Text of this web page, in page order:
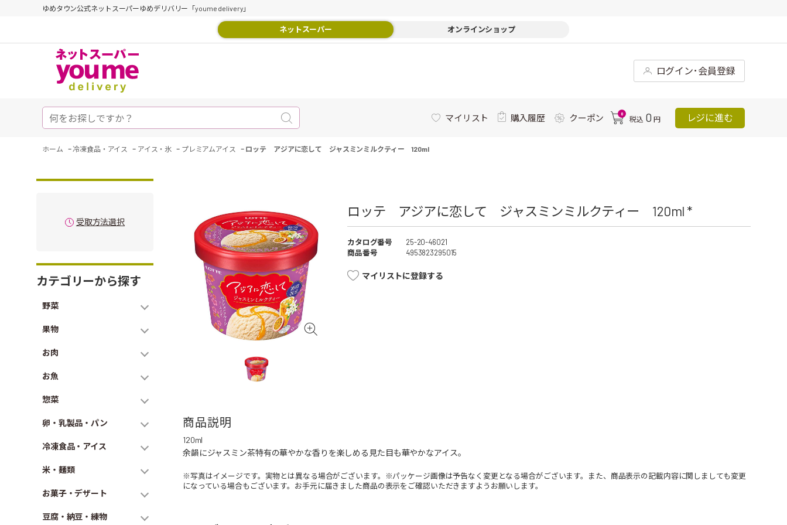
ゆめタウン公式ネットスーパーゆめデリバリー「youme delivery」
ネットスーパー オンラインショップ
ログイン･会員登録
マイリスト 購入履歴 クーポン 0
税込 0 円 レジに進む
ホーム - 冷凍食品・アイス - アイス・氷 - プレミアムアイス - ロッテ アジアに恋して ジャスミンミルクティー 120ml
受取方法選択
カテゴリーから探す
野菜
果物
お肉
お魚
惣菜
卵・乳製品・パン
冷凍食品・アイス
米・麺類
お菓子・デザート
豆腐・納豆・練物
ロッテ アジアに恋して ジャスミンミルクティー 120ml *
カタログ番号
25-20-46021
商品番号
4953823295015
マイリストに登録する
商品説明
120ml
余韻にジャスミン茶特有の華やかな香りを楽しめる見た目も華やかなアイス。
※写真はイメージです。実物とは異なる場合がございます。※パッケージ画像は予告なく変更となる場合がございます。また、商品表示の記載内容に関しましても変更
になっている場合もございます。お手元に届きました商品の表示をご確認いただきますようお願いします。